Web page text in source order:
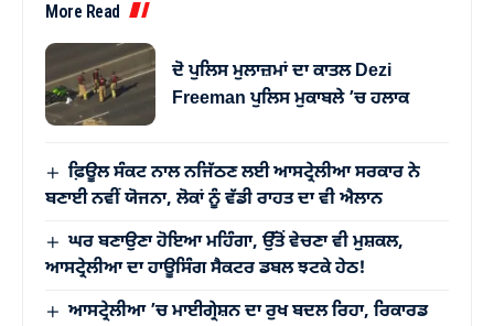
More Read
ਦੋ ਪੁਲਿਸ ਮੁਲਾਜ਼ਮਾਂ ਦਾ ਕਾਤਲ Dezi
Freeman ਪੁਲਿਸ ਮੁਕਾਬਲੇ ’ਚ ਹਲਾਕ
ਫ਼ਿਊਲ ਸੰਕਟ ਨਾਲ ਨਜਿੱਠਣ ਲਈ ਆਸਟ੍ਰੇਲੀਆ ਸਰਕਾਰ ਨੇ
ਬਣਾਈ ਨਵੀਂ ਯੋਜਨਾ, ਲੋਕਾਂ ਨੂੰ ਵੱਡੀ ਰਾਹਤ ਦਾ ਵੀ ਐਲਾਨ
ਘਰ ਬਣਾਉਣਾ ਹੋਇਆ ਮਹਿੰਗਾ, ਉੱਤੋਂ ਵੇਚਣਾ ਵੀ ਮੁਸ਼ਕਲ,
ਆਸਟ੍ਰੇਲੀਆ ਦਾ ਹਾਊਸਿੰਗ ਸੈਕਟਰ ਡਬਲ ਝਟਕੇ ਹੇਠ!
ਆਸਟ੍ਰੇਲੀਆ ’ਚ ਮਾਈਗ੍ਰੇਸ਼ਨ ਦਾ ਰੁਖ ਬਦਲ ਰਿਹਾ, ਰਿਕਾਰਡ